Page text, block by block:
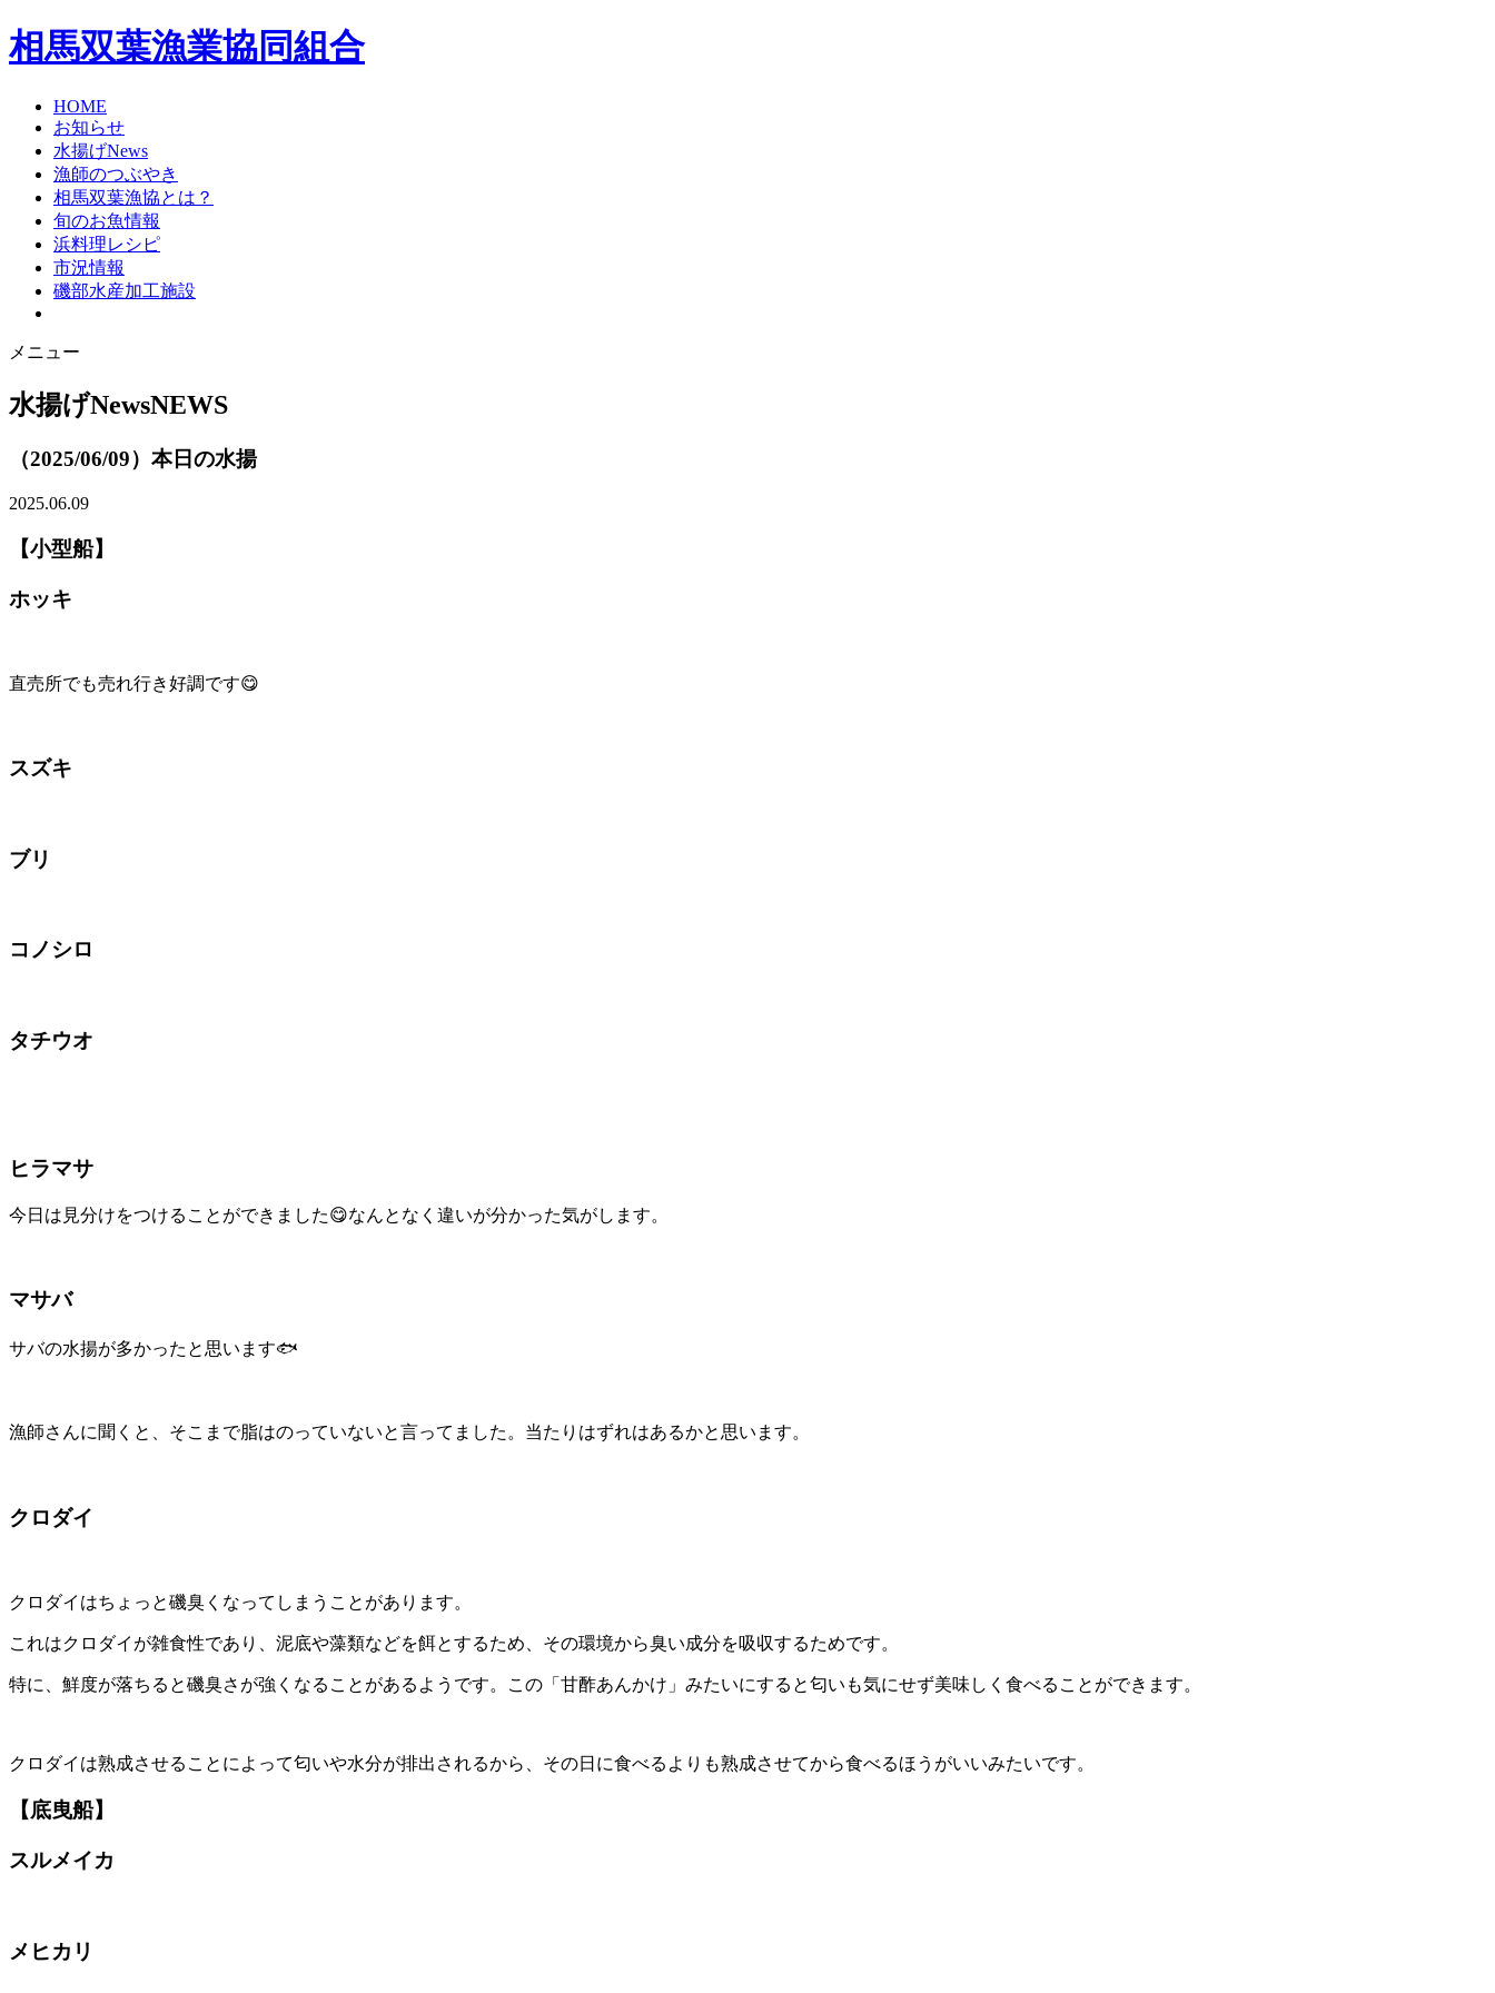
相馬双葉漁業協同組合
HOME
お知らせ
水揚げNews
漁師のつぶやき
相馬双葉漁協とは？
旬のお魚情報
浜料理レシピ
市況情報
磯部水産加工施設
メニュー
水揚げNewsNEWS
（2025/06/09）本日の水揚
2025.06.09
【小型船】
ホッキ
直売所でも売れ行き好調です😋
スズキ
ブリ
コノシロ
タチウオ
ヒラマサ
今日は見分けをつけることができました😋なんとなく違いが分かった気がします。
マサバ
サバの水揚が多かったと思います🐟
漁師さんに聞くと、そこまで脂はのっていないと言ってました。当たりはずれはあるかと思います。
クロダイ
クロダイはちょっと磯臭くなってしまうことがあります。
これはクロダイが雑食性であり、泥底や藻類などを餌とするため、その環境から臭い成分を吸収するためです。
特に、鮮度が落ちると磯臭さが強くなることがあるようです。この「甘酢あんかけ」みたいにすると匂いも気にせず美味しく食べることができます。
クロダイは熟成させることによって匂いや水分が排出されるから、その日に食べるよりも熟成させてから食べるほうがいいみたいです。
【底曳船】
スルメイカ
メヒカリ